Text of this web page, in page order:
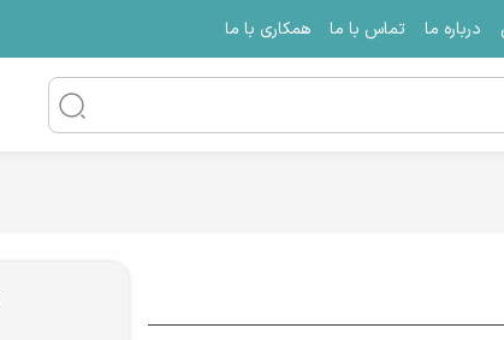
درباره ما تماس با ما همکاری با ما